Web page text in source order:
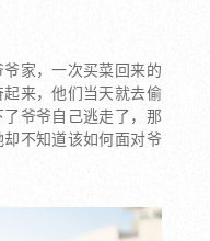
家，一次买菜回来的
来，他们当天就去偷
爷爷自己逃走了，那
不知道该如何面对爷